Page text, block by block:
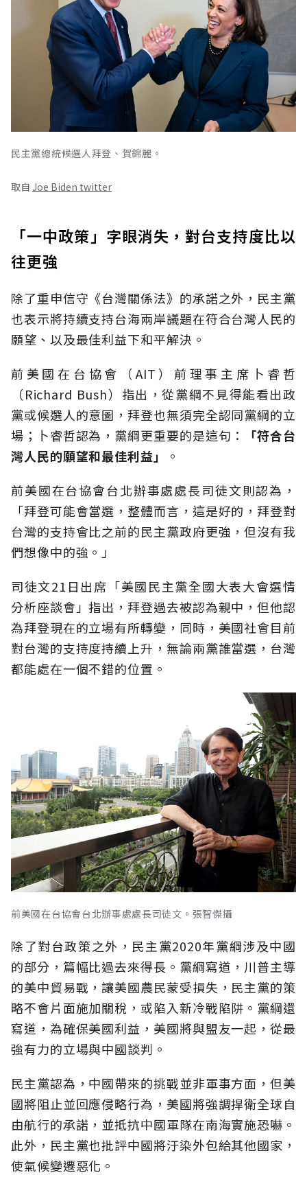
民主黨總統候選人拜登、賀錦麗。
取自 Joe Biden twitter
「一中政策」字眼消失，對台支持度比以
往更強
除了重申信守《台灣關係法》的承諾之外，民主黨
也表示將持續支持台海兩岸議題在符合台灣人民的
願望、以及最佳利益下和平解決。
前美國在台協會（AIT）前理事主席卜睿哲
（Richard Bush）指出，從黨綱不見得能看出政
黨或候選人的意圖，拜登也無須完全認同黨綱的立
場；卜睿哲認為，黨綱更重要的是這句：
「符合台
灣人民的願望和最佳利益」
。
前美國在台協會台北辦事處處長司徒文則認為，
「拜登可能會當選，整體而言，這是好的，拜登對
台灣的支持會比之前的民主黨政府更強，但沒有我
們想像中的強。」
司徒文21日出席「美國民主黨全國大表大會選情
分析座談會」指出，拜登過去被認為親中，但他認
為拜登現在的立場有所轉變，同時，美國社會目前
對台灣的支持度持續上升，無論兩黨誰當選，台灣
都能處在一個不錯的位置。
前美國在台協會台北辦事處處長司徒文。張智傑攝
除了對台政策之外，民主黨2020年黨綱涉及中國
的部分，篇幅比過去來得長。黨綱寫道，川普主導
的美中貿易戰，讓美國農民蒙受損失，民主黨的策
略不會片面施加關稅，或陷入新冷戰陷阱。黨綱還
寫道，為確保美國利益，美國將與盟友一起，從最
強有力的立場與中國談判。
民主黨認為，中國帶來的挑戰並非軍事方面，但美
國將阻止並回應侵略行為，美國將強調捍衛全球自
由航行的承諾，並抵抗中國軍隊在南海實施恐嚇。
此外，民主黨也批評中國將汙染外包給其他國家，
使氣候變遷惡化。